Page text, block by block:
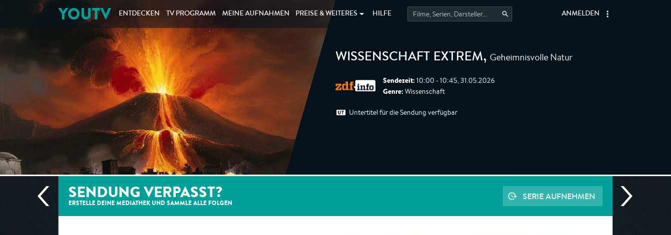
YOUTV ENTDECKEN TV PROGRAMM MEINE AUFNAHMEN PREISE & WEITERES HILFE ANMELDEN
WISSENSCHAFT EXTREM, Geheimnisvolle Natur
Sendezeit: 10:00 - 10:45, 31.05.2026
Genre: Wissenschaft
Untertitel für die Sendung verfügbar
SENDUNG VERPASST?
ERSTELLE DEINE MEDIATHEK UND SAMMLE ALLE FOLGEN
SERIE AUFNEHMEN